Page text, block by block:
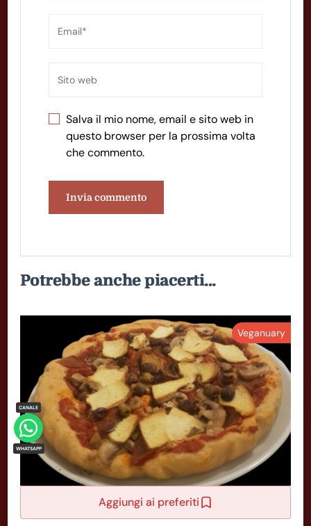
Salva il mio nome, email e sito web in
questo browser per la prossima volta
che commento.
Potrebbe anche piacerti...
Aggiungi ai preferiti
Veganuary